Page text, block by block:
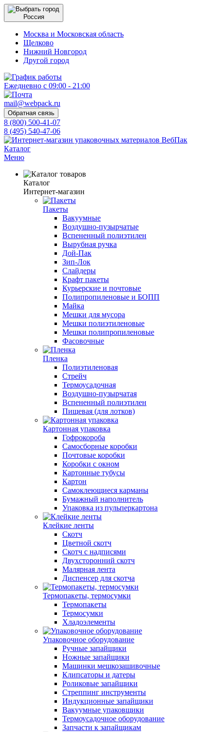
Россия
Москва и Московская область
Щелково
Нижний Новгород
Другой город
Ежедневно с 09:00 - 21:00
mail@webpack.ru
Обратная связь
8 (800) 500-41-07
8 (495) 540-47-06
Каталог
Меню
Каталог
Интернет-магазин
Пакеты
Вакуумные
Воздушно-пузырчатые
Вспененный полиэтилен
Вырубная ручка
Дой-Пак
Зип-Лок
Слайдеры
Крафт пакеты
Курьерские и почтовые
Полипропиленовые и БОПП
Майка
Мешки для мусора
Мешки полиэтиленовые
Мешки полипропиленовые
Фасовочные
Пленка
Полиэтиленовая
Стрейч
Термоусадочная
Воздушно-пузырчатая
Вспененный полиэтилен
Пищевая (для лотков)
Картонная упаковка
Гофрокороба
Самосборные коробки
Почтовые коробки
Коробки с окном
Картонные тубусы
Картон
Самоклеющиеся карманы
Бумажный наполнитель
Упаковка из пульперкартона
Клейкие ленты
Скотч
Цветной скотч
Скотч с надписями
Двухсторонний скотч
Малярная лента
Диспенсер для скотча
Термопакеты, термосумки
Термопакеты
Термосумки
Хладоэлементы
Упаковочное оборудование
Ручные запайщики
Ножные запайщики
Машинки мешкозашивочные
Клипсаторы и датеры
Роликовые запайщики
Стреппинг инструменты
Индукционные запайщики
Вакуумные упаковщики
Термоусадочное оборудование
Запчасти к запайщикам